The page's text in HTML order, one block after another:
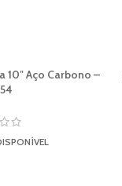
10″ Aço Carbono –